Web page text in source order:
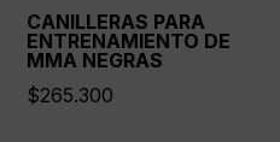
CANILLERAS PARA
ENTRENAMIENTO DE
MMA NEGRAS
$265.300